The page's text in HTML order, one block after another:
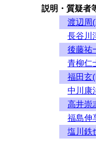
説明・質疑者
渡辺周
長谷川
後藤祐
青柳仁
福田玄
中川康
高井崇
福島伸
塩川鉄